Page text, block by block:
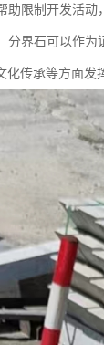
限制开发活动
界石可以作为
传承等方面发